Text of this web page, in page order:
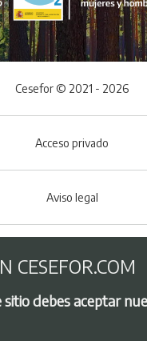
Cesefor © 2021 - 2026
Acceso privado
Aviso legal
Política de privacidad
CESEFOR.COM
sitio debes aceptar